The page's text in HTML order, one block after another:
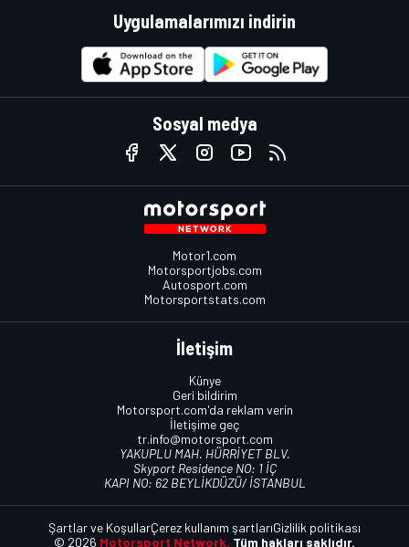
Uygulamalarımızı indirin
Sosyal medya
Motor1.com
Motorsportjobs.com
Autosport.com
Motorsportstats.com
İletişim
Künye
Geri bildirim
Motorsport.com'da reklam verin
İletişime geç
tr.info@motorsport.com
YAKUPLU MAH. HÜRRİYET BLV.
Skyport Residence NO: 1 İÇ
KAPI NO: 62 BEYLİKDÜZÜ/ İSTANBUL
© 2026 Motorsport Network. Tüm hakları saklıdır.
Şartlar ve KoşullarÇerez kullanım şartlarıGizlilik politikası